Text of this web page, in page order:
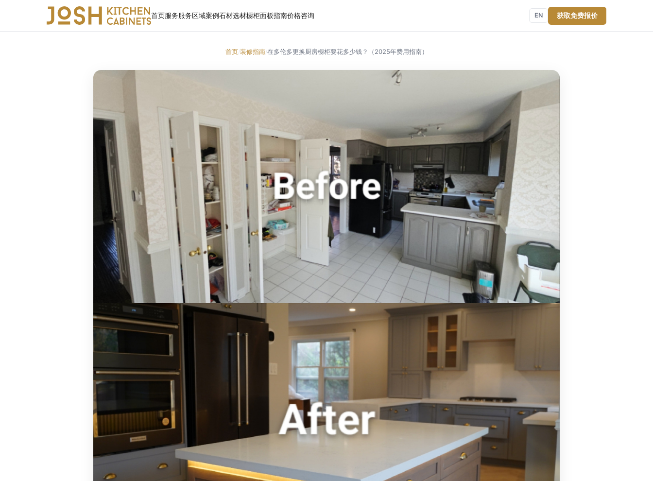
首页服务服务区域案例石材选材橱柜面板指南价格咨询 EN 获取免费报价
首页/装修指南/在多伦多更换厨房橱柜要花多少钱？（2025年费用指南）